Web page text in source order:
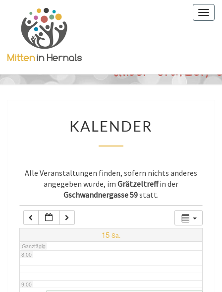
KALENDER
Alle Veranstaltungen finden, sofern nichts anderes
angegeben wurde, im Grätzeltreffin der
Gschwandnergasse 59statt.
15 Sa.
Ganztägig
0:00
1:00
2:00
7:00
8:00
9:00